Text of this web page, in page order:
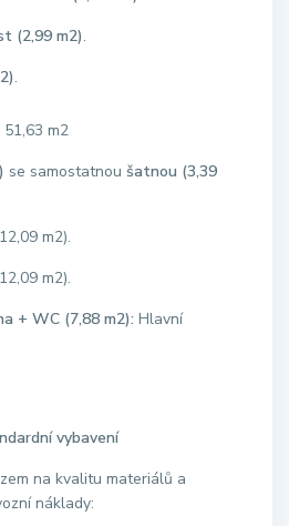
(2,99 m2).
.
51,63 m2
se samostatnou šatnou (3,39
m2).
m2).
+ WC (7,88 m2): Hlavní
vybavení
na kvalitu materiálů a
náklady: